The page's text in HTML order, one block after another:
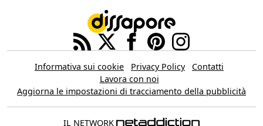
Informativa sui cookie Privacy Policy
Contatti
Lavora con noi
Aggiorna le impostazioni di tracciamento della pubblicità
IL NETWORK